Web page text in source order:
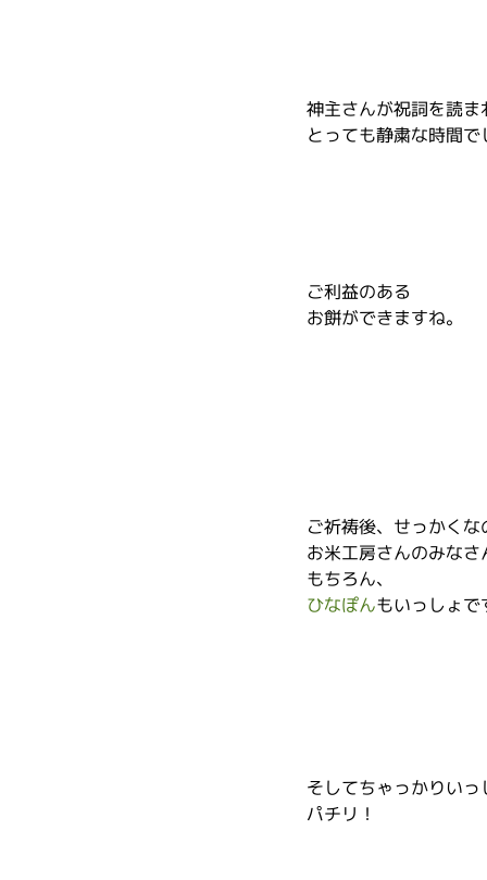
神主さんが祝詞を読ま
とっても静粛な時間で
ご利益のある
お餅ができますね。
ご祈祷後、せっかくな
お米工房さんのみなさ
もちろん、
ひなぽんもいっしょで
そしてちゃっかりいっ
パチリ！